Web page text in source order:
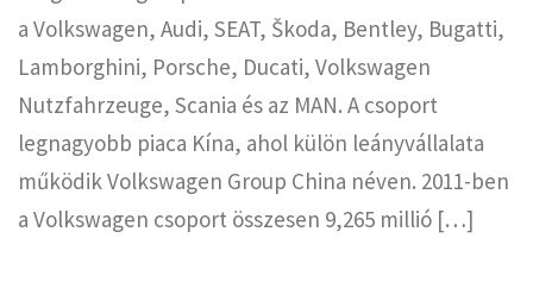
a Volkswagen, Audi, SEAT, Škoda, Bentley, Bugatti,
Lamborghini, Porsche, Ducati, Volkswagen
Nutzfahrzeuge, Scania és az MAN. A csoport
legnagyobb piaca Kína, ahol külön leányvállalata
működik Volkswagen Group China néven. 2011-ben
a Volkswagen csoport összesen 9,265 millió […]